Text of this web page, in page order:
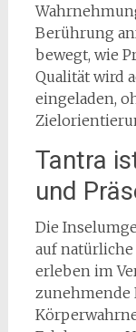
Berührung
bewegt, wie
Qualität wird
eingeladen,
Tantra
und
Die
auf natürliche
erleben im
zunehmende